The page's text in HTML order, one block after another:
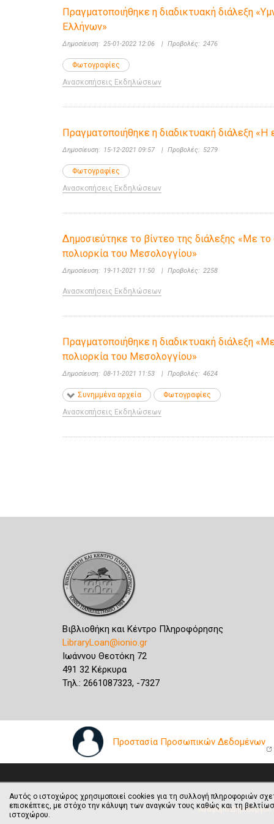
Πραγματοποιήθηκε η διαδικτυακή διάλεξη
Ελλήνων»
Δημοσίευση: 25-01-2022 12:06 | Προβολές: 2476
Φωτογραφίες
Ανασκοπήσεις Εκδηλώσεων
Πραγματοποιήθηκε η διαδικτυακή διάλεξη
Δημοσίευση: 15-12-2021 09:57 | Προβολές: 5279
Φωτογραφίες
Ανασκοπήσεις Εκδηλώσεων
Δημοσιεύτηκε το βίντεο της διάλεξης «Με
πολιορκία του Μεσολογγίου»
Δημοσίευση: 19-11-2021 11:50 | Προβολές: 2258
Ανασκοπήσεις Εκδηλώσεων
Πραγματοποιήθηκε η διαδικτυακή διάλεξη
πολιορκία του Μεσολογγίου»
Δημοσίευση: 08-11-2021 11:53 | Προβολές: 4624
Συνημμένα αρχεία
Φωτογραφίες
Ανασκοπήσεις Εκδηλώσεων
Βιβλιοθήκη και Κέντρο Πληροφόρησης
LibraryLoan@ionio.gr
Ιωάννου Θεοτόκη 72
491 32 Κέρκυρα
Τηλ.: 2661087323, -7327
Προστασία Προσωπικών Δεδομένων
Αναφορά Δημιουργού
Αυτός ο ιστοχώρος χρησιμοποιεί cookies για τη συλλογή πληροφοριών
επισκέπτες, με στόχο την κάλυψη των αναγκών τους καθώς και τη
ιστοχώρου.